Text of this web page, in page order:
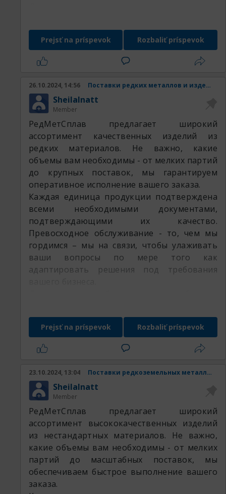
нашего предложения
оставляемая продукция:
Prejsť na príspevok Rozbaliť príspevok
26.10.2024, 14:56 Поставки редких металлов и изделий из них.
SheilaInatt
Member
РедМетСплав предлагает широкий
ассортимент качественных изделий из
редких материалов. Не важно, какие
объемы вам необходимы - от мелких партий
до крупных поставок, мы гарантируем
оперативное исполнение вашего заказа.
Каждая единица продукции подтверждена
всеми необходимыми документами,
подтверждающими их качество.
Превосходное обслуживание - то, чем мы
гордимся – мы на связи, чтобы улаживать
ваши вопросы по мере того как
адаптировать решения под требования
в гибкости нашего предложения
оставляемая продукция:
Prejsť na príspevok Rozbaliť príspevok
23.10.2024, 13:04 Поставки редкоземельных металлов и изделий из них.
SheilaInatt
Member
РедМетСплав предлагает широкий
ассортимент высококачественных изделий
из нестандартных материалов. Не важно,
какие объемы вам необходимы - от мелких
партий до масштабных поставок, мы
обеспечиваем быстрое выполнение вашего
заказа.